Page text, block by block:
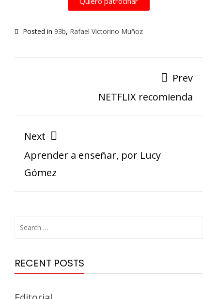
Posted in 93b, Rafael Victorino Muñoz
Prev
NETFLIX recomienda
Next
Aprender a enseñar, por Lucy
Gómez
RECENT POSTS